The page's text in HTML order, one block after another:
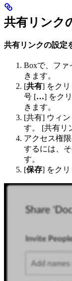
共有リンク
共有リンクの設定
Boxで、ファ
きます。
[共有] をク
号 […] をク
きます。
[共有] ウィ
す。 [共有リ
アクセス権
するには、
す。
[保存] をクリ